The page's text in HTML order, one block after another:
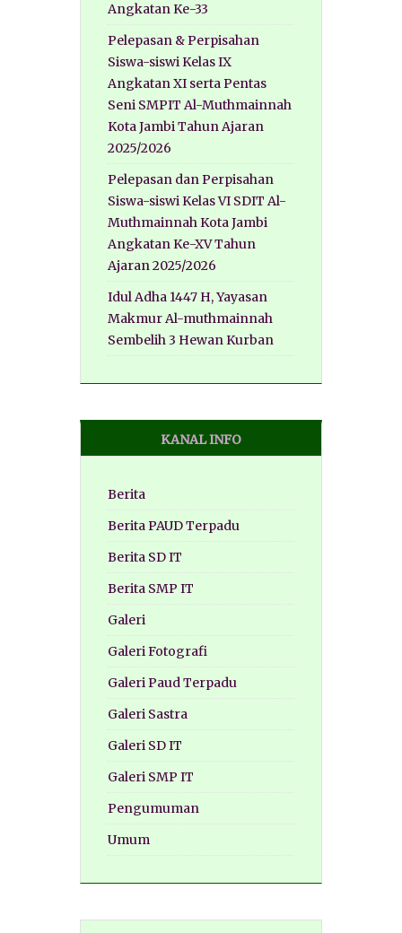
Angkatan Ke-33
Pelepasan & Perpisahan
Siswa-siswi Kelas IX
Angkatan XI serta Pentas
Seni SMPIT Al-Muthmainnah
Kota Jambi Tahun Ajaran
2025/2026
Pelepasan dan Perpisahan
Siswa-siswi Kelas VI SDIT Al-
Muthmainnah Kota Jambi
Angkatan Ke-XV Tahun
Ajaran 2025/2026
Idul Adha 1447 H, Yayasan
Makmur Al-muthmainnah
Sembelih 3 Hewan Kurban
KANAL INFO
Berita
Berita PAUD Terpadu
Berita SD IT
Berita SMP IT
Galeri
Galeri Fotografi
Galeri Paud Terpadu
Galeri Sastra
Galeri SD IT
Galeri SMP IT
Pengumuman
Umum